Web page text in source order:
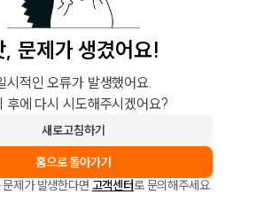
, 문제가 생겼어요!
시적인 오류가 발생했어요.
후에 다시 시도해주시겠어요?
새로고침하기
홈으로 돌아가기
제가 발생한다면 고객센터로 문의해주세요.